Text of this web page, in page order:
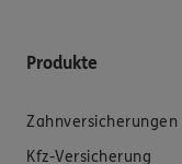
Produkte
Zahnversicherungen
Kfz-Versicherung